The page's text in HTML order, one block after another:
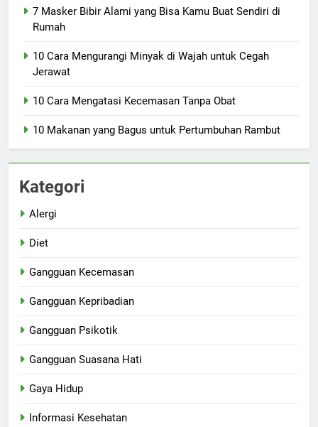
7 Masker Bibir Alami yang Bisa Kamu Buat Sendiri di
Rumah
10 Cara Mengurangi Minyak di Wajah untuk Cegah
Jerawat
10 Cara Mengatasi Kecemasan Tanpa Obat
10 Makanan yang Bagus untuk Pertumbuhan Rambut
Kategori
Alergi
Diet
Gangguan Kecemasan
Gangguan Kepribadian
Gangguan Psikotik
Gangguan Suasana Hati
Gaya Hidup
Informasi Kesehatan